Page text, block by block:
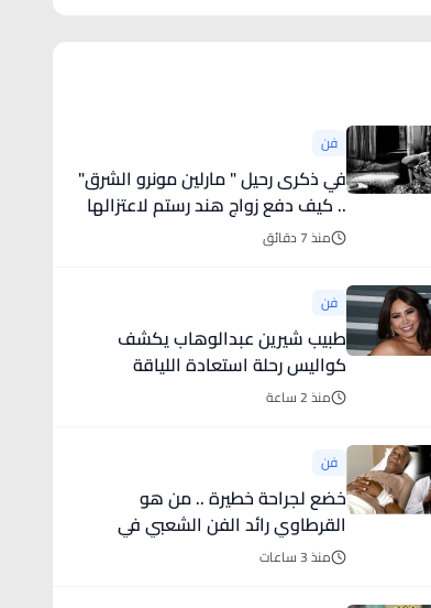
فن
في ذكرى رحيل " مارلين مونرو الشرق"
.. كيف دفع زواج هند رستم لاعتزالها
الفن؟
منذ 7 دقائق
فن
طبيب شيرين عبدالوهاب يكشف
كواليس رحلة استعادة اللياقة
منذ 2 ساعة
فن
خضع لجراحة خطيرة .. من هو
القرطاوي رائد الفن الشعبي في
المغرب؟
منذ 3 ساعات